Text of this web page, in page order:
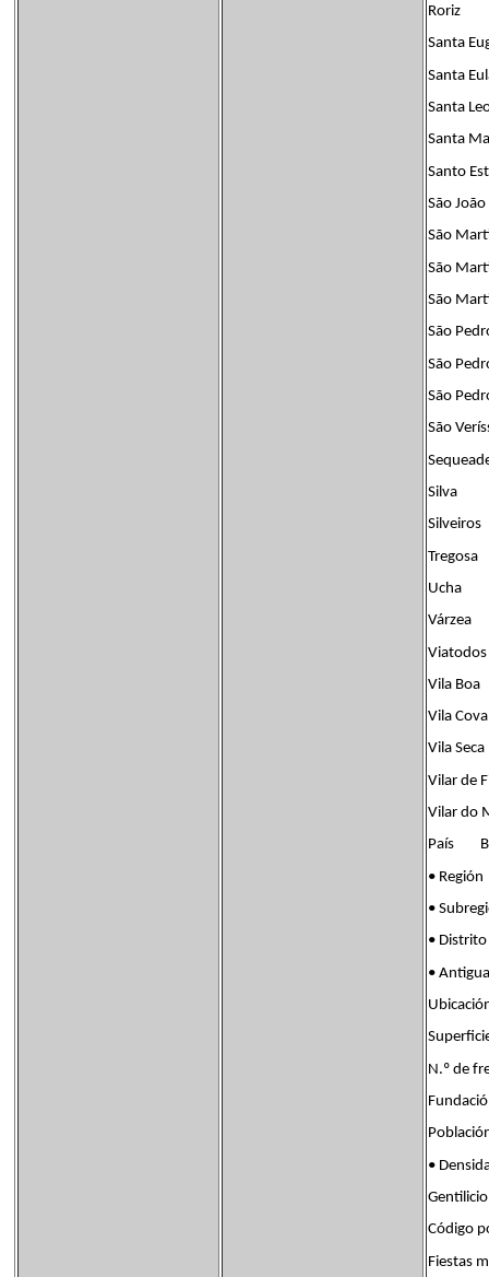
Roriz
Santa
Santa
Santa
Santa
Santo
São
São
São
São
São
São
São
São
Silva
Silveiros
Tregosa
Ucha
Várzea
Viatodos
Vila Boa
Vila Cova
Vila Seca
Vilar de
Vilar do
País
•
•
•
•
N.º de
•
Código